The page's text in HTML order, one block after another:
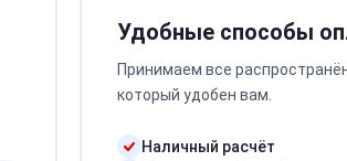
Удобные способы
Принимаем все
который удобен вам.
Наличный расчёт